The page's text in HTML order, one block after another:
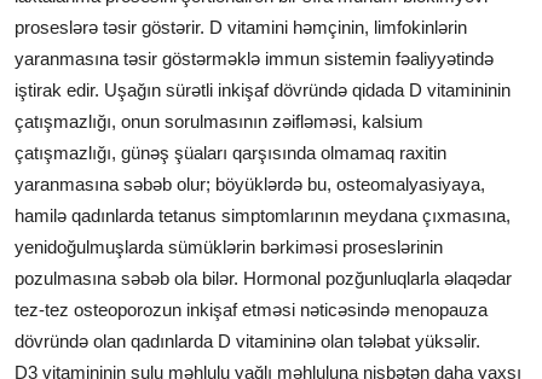
proseslərə təsir göstərir. D vitamini həmçinin, limfokinlərin
yaranmasına təsir göstərməklə immun sistemin fəaliyyətində
iştirak edir. Uşağın sürətli inkişaf dövründə qidada D vitamininin
çatışmazlığı, onun sorulmasının zəifləməsi, kalsium
çatışmazlığı, günəş şüaları qarşısında olmamaq raxitin
yaranmasına səbəb olur; böyüklərdə bu, osteomalyasiyaya,
hamilə qadınlarda tetanus simptomlarının meydana çıxmasına,
yenidoğulmuşlarda sümüklərin bərkiməsi proseslərinin
pozulmasına səbəb ola bilər. Hormonal pozğunluqlarla əlaqədar
tez-tez osteoporozun inkişaf etməsi nəticəsində menopauza
dövründə olan qadınlarda D vitamininə olan tələbat yüksəlir.
D3 vitamininin sulu məhlulu yağlı məhluluna nisbətən daha yaxşı